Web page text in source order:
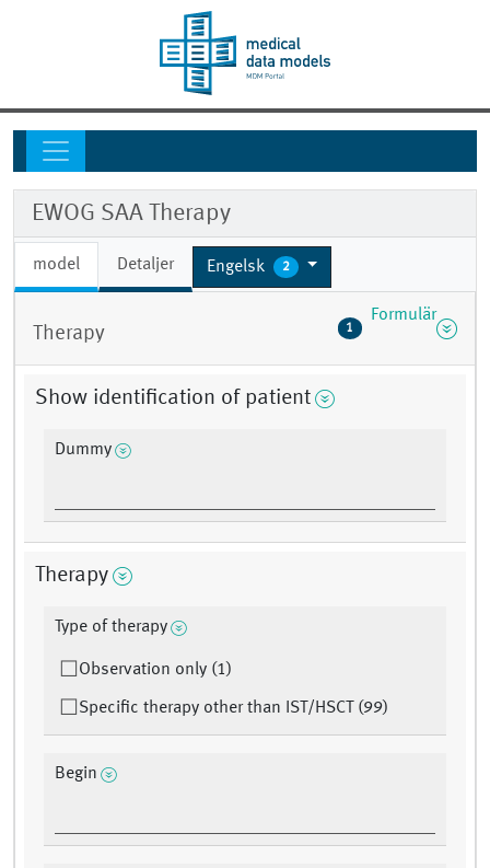
EWOG SAA Therapy
model Detaljer Engelsk 2
Therapy 1
Formulär
Show identification of patient
Dummy
Therapy
Type of therapy
Observation only (1)
Specific therapy other than IST/HSCT (99)
Begin